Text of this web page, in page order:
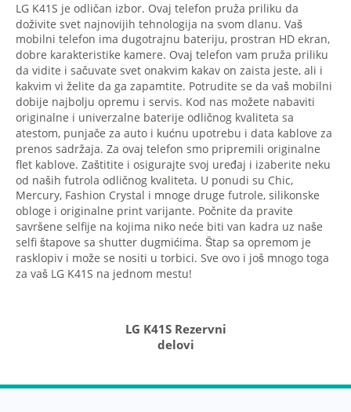
LG K41S je odličan izbor. Ovaj telefon pruža priliku da
doživite svet najnovijih tehnologija na svom dlanu. Vaš
mobilni telefon ima dugotrajnu bateriju, prostran HD ekran,
dobre karakteristike kamere. Ovaj telefon vam pruža priliku
da vidite i sačuvate svet onakvim kakav on zaista jeste, ali i
kakvim vi želite da ga zapamtite. Potrudite se da vaš mobilni
dobije najbolju opremu i servis. Kod nas možete nabaviti
originalne i univerzalne baterije odličnog kvaliteta sa
atestom, punjače za auto i kućnu upotrebu i data kablove za
prenos sadržaja. Za ovaj telefon smo pripremili originalne
flet kablove. Zaštitite i osigurajte svoj uređaj i izaberite neku
od naših futrola odličnog kvaliteta. U ponudi su Chic,
Mercury, Fashion Crystal i mnoge druge futrole, silikonske
obloge i originalne print varijante. Počnite da pravite
savršene selfije na kojima niko neće biti van kadra uz naše
selfi štapove sa shutter dugmićima. Štap sa opremom je
rasklopiv i može se nositi u torbici. Sve ovo i još mnogo toga
za vaš LG K41S na jednom mestu!
LG K41S Rezervni
delovi